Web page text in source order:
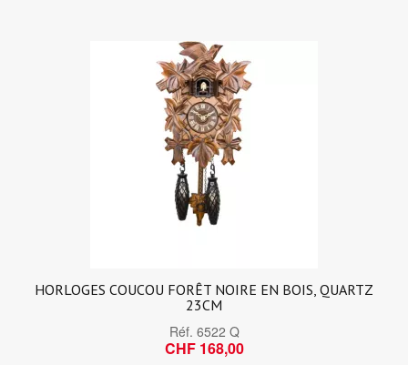
HORLOGES COUCOU FORÊT NOIRE EN BOIS, QUARTZ
23CM
Réf. 6522 Q
CHF 168,00